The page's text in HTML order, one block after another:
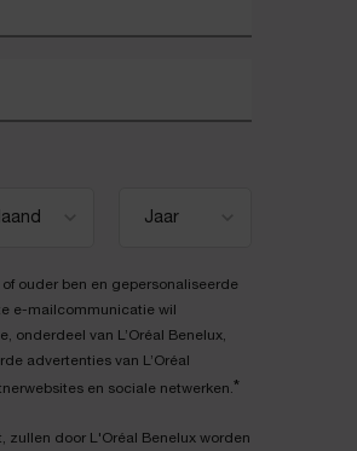
of ouder ben en gepersonaliseerde
e-mailcommunicatie wil
onderdeel van L’Oréal Benelux,
advertenties van L’Oréal
en sociale netwerken. *
zullen door L'Oréal Benelux worden